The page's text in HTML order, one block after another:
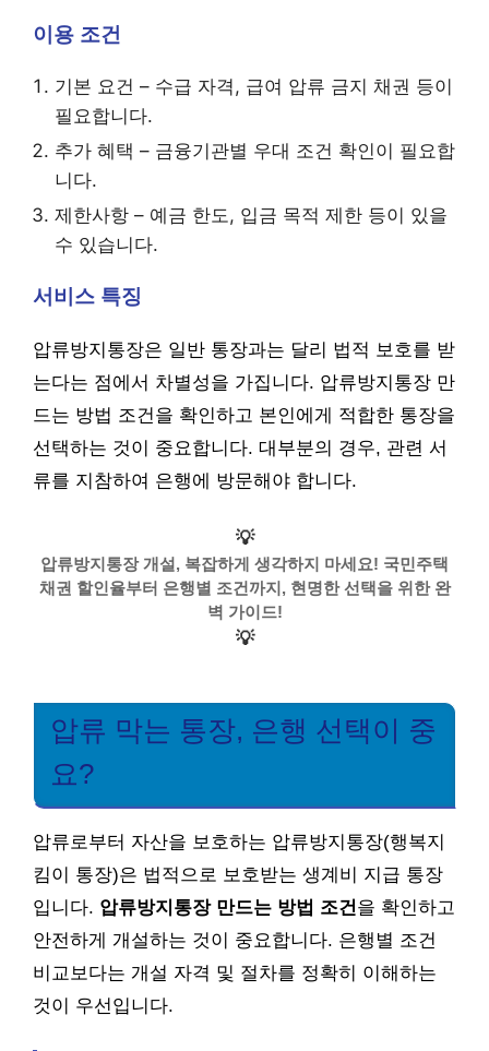
이용 조건
기본 요건 – 수급 자격, 급여 압류 금지 채권 등이
필요합니다.
추가 혜택 – 금융기관별 우대 조건 확인이 필요합
니다.
제한사항 – 예금 한도, 입금 목적 제한 등이 있을
수 있습니다.
서비스 특징
압류방지통장은 일반 통장과는 달리 법적 보호를 받
는다는 점에서 차별성을 가집니다. 압류방지통장 만
드는 방법 조건을 확인하고 본인에게 적합한 통장을
선택하는 것이 중요합니다. 대부분의 경우, 관련 서
류를 지참하여 은행에 방문해야 합니다.
💡
압류방지통장 개설, 복잡하게 생각하지 마세요! 국민주택
채권 할인율부터 은행별 조건까지, 현명한 선택을 위한 완
벽 가이드!
💡
압류 막는 통장, 은행 선택이 중
요?
압류로부터 자산을 보호하는 압류방지통장(행복지
킴이 통장)은 법적으로 보호받는 생계비 지급 통장
입니다. 압류방지통장 만드는 방법 조건을 확인하고
안전하게 개설하는 것이 중요합니다. 은행별 조건
비교보다는 개설 자격 및 절차를 정확히 이해하는
것이 우선입니다.